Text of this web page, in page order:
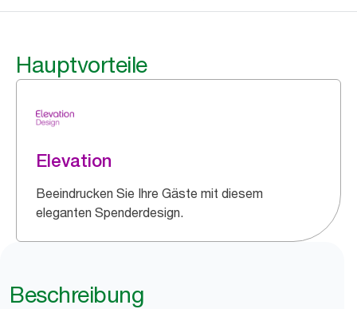
Hauptvorteile
Elevation
Beeindrucken Sie Ihre Gäste mit diesem
eleganten Spenderdesign.
Beschreibung